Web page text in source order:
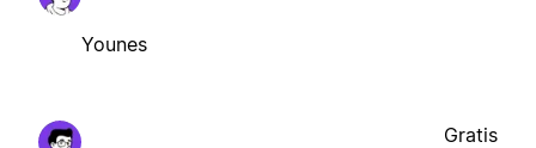
Younes
Gratis